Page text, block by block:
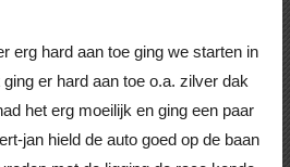
erg hard aan toe ging we starten in
er hard aan toe o.a. zilver dak
het erg moeilijk en ging een paar
jan hield de auto goed op de baan